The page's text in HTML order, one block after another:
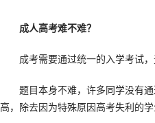
成人高考难不难？
成考需要通过统一的入学考试，
题目本身不难，许多同学没有通
高，除去因为特殊原因高考失利的